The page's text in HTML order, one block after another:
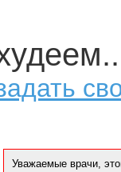
Уважаемые врачи,